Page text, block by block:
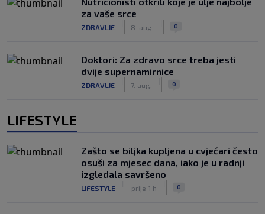
za vaše srce
ZDRAVLJE 8. aug. 0
Doktori: Za zdravo srce treba jesti
dvije supernamirnice
ZDRAVLJE 7. aug. 0
LIFESTYLE
Zašto se biljka kupljena u cvjećari često
osuši za mjesec dana, iako je u radnji
izgledala savršeno
LIFESTYLE prije 1 h 0